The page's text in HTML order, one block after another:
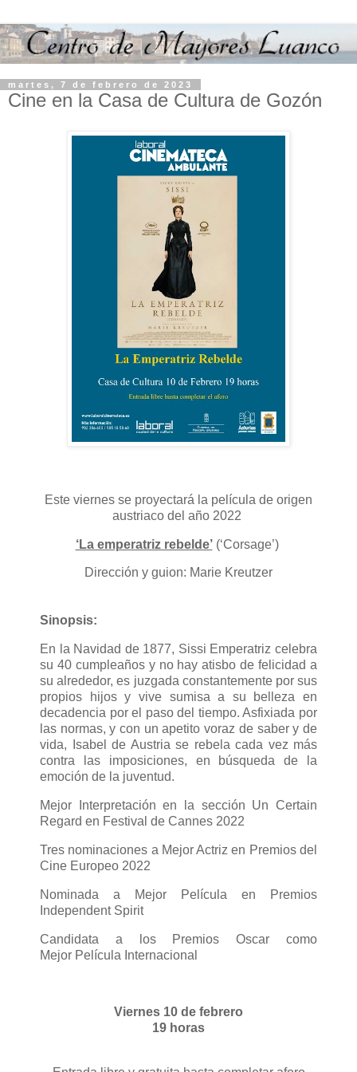
martes, 7 de febrero de 2023
Cine en la Casa de Cultura de Gozón
Este viernes se proyectará la película de origen
austriaco del año 2022
‘La emperatriz rebelde’(‘Corsage’)
Dirección y guion: Marie Kreutzer
Sinopsis:
En la Navidad de 1877, Sissi Emperatriz celebra
su 40 cumpleaños y no hay atisbo de felicidad a
su alrededor, es juzgada constantemente por sus
propios hijos y vive sumisa a su belleza en
decadencia por el paso del tiempo. Asfixiada por
las normas, y con un apetito voraz de saber y de
vida, Isabel de Austria se rebela cada vez más
contra las imposiciones, en búsqueda de la
emoción de la juventud.
Mejor Interpretación en la sección Un Certain
Regard en Festival de Cannes 2022
Tres nominaciones a Mejor Actriz en Premios del
Cine Europeo 2022
Nominada a Mejor Película en Premios
Independent Spirit
Candidata a los Premios Oscar como
Mejor Película Internacional
Viernes 10 de febrero
19 horas